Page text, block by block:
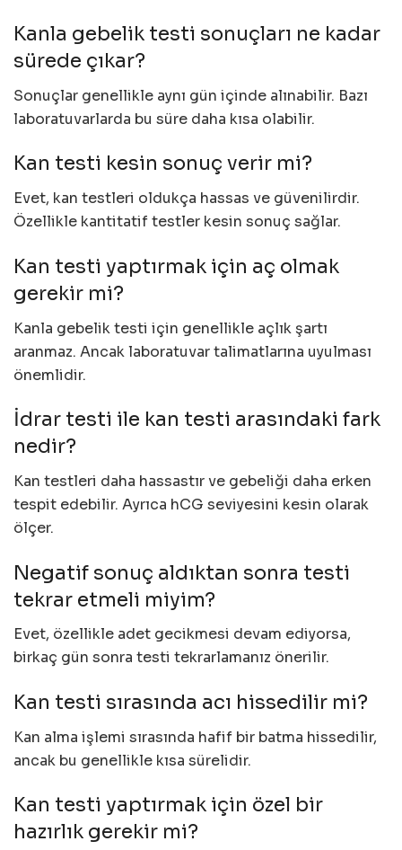
Kanla gebelik testi sonuçları ne kadar
sürede çıkar?
Sonuçlar genellikle aynı gün içinde alınabilir. Bazı
laboratuvarlarda bu süre daha kısa olabilir.
Kan testi kesin sonuç verir mi?
Evet, kan testleri oldukça hassas ve güvenilirdir.
Özellikle kantitatif testler kesin sonuç sağlar.
Kan testi yaptırmak için aç olmak
gerekir mi?
Kanla gebelik testi için genellikle açlık şartı
aranmaz. Ancak laboratuvar talimatlarına uyulması
önemlidir.
İdrar testi ile kan testi arasındaki fark
nedir?
Kan testleri daha hassastır ve gebeliği daha erken
tespit edebilir. Ayrıca hCG seviyesini kesin olarak
ölçer.
Negatif sonuç aldıktan sonra testi
tekrar etmeli miyim?
Evet, özellikle adet gecikmesi devam ediyorsa,
birkaç gün sonra testi tekrarlamanız önerilir.
Kan testi sırasında acı hissedilir mi?
Kan alma işlemi sırasında hafif bir batma hissedilir,
ancak bu genellikle kısa sürelidir.
Kan testi yaptırmak için özel bir
hazırlık gerekir mi?